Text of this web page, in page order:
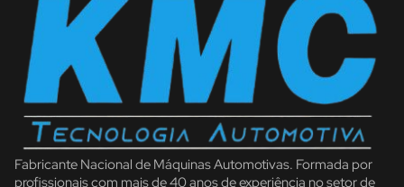
Fabricante Nacional de Máquinas Automotivas. Formada por
profissionais com mais de 40 anos de experiência no setor de